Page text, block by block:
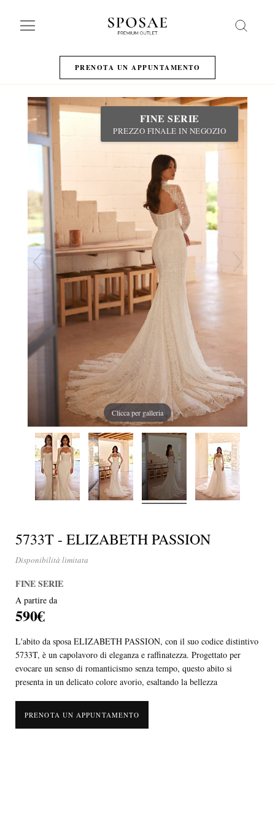
PRENOTA UN APPUNTAMENTO
FINE SERIE
PREZZO FINALE IN NEGOZIO
Clicca per galleria
5733T - ELIZABETH PASSION
Disponibilità limitata
FINE SERIE
A partire da
590€
L'abito da sposa ELIZABETH PASSION, con il suo codice distintivo
5733T, è un capolavoro di eleganza e raffinatezza. Progettato per
evocare un senso di romanticismo senza tempo, questo abito si
presenta in un delicato colore avorio, esaltando la bellezza
PRENOTA UN APPUNTAMENTO